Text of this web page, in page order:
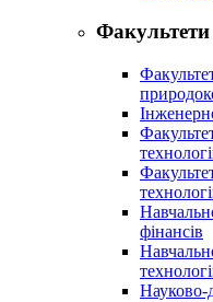
Факультети
фінансів
Науково-